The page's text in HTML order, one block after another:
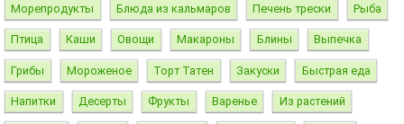
Морепродукты Блюда из кальмаров Печень трески Рыба
Птица Каши Овощи Макароны Блины Выпечка
Грибы Мороженое Торт Татен Закуски Быстрая еда
Напитки Десерты Фрукты Варенье Из растений